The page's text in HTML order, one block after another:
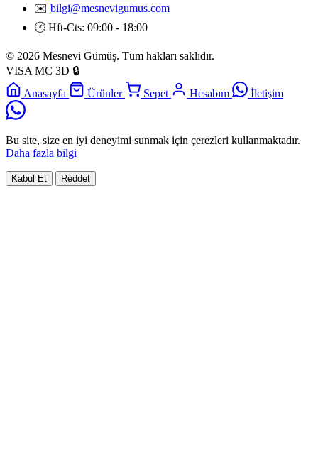
✉️ bilgi@mesnevigumus.com
🕐 Hft-Cts: 09:00 - 18:00
© 2026 Mesnevi Gümüş. Tüm hakları saklıdır.
VISA MC 3D 🔒
Anasayfa
Ürünler Sepet Hesabım İletişim
Bu site, size en iyi deneyimi sunmak için çerezleri kullanmaktadır.
Daha fazla bilgi
Kabul Et Reddet